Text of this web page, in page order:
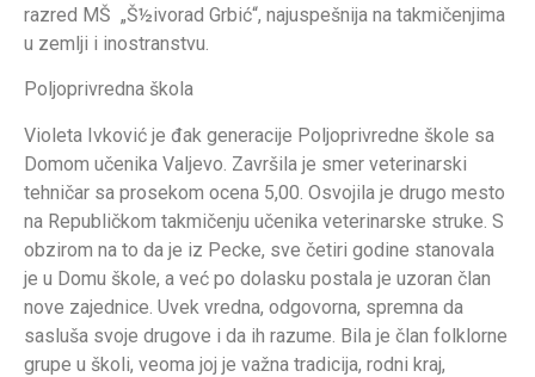
razred MŠ „Š½ivorad Grbić“, najuspešnija na takmičenjima
u zemlji i inostranstvu.
Poljoprivredna škola
Violeta Ivković je đak generacije Poljoprivredne škole sa
Domom učenika Valjevo. Završila je smer veterinarski
tehničar sa prosekom ocena 5,00. Osvojila je drugo mesto
na Republičkom takmičenju učenika veterinarske struke. S
obzirom na to da je iz Pecke, sve četiri godine stanovala
je u Domu škole, a već po dolasku postala je uzoran član
nove zajednice. Uvek vredna, odgovorna, spremna da
sasluša svoje drugove i da ih razume. Bila je član folklorne
grupe u školi, veoma joj je važna tradicija, rodni kraj,